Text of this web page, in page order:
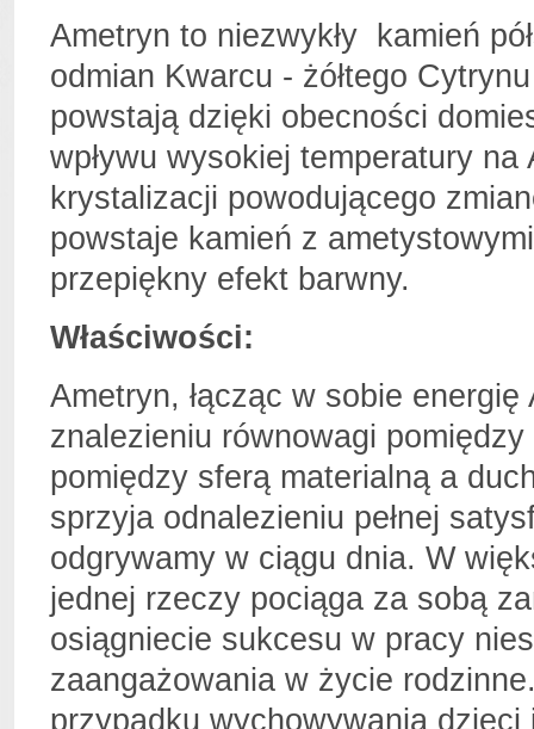
Ametryn to niezwykły
kamień
odmian Kwarcu - żółtego
powstają dzięki obecności
wpływu wysokiej temperatury
krystalizacji powodującego
powstaje kamień z
przepiękny efekt barwny.
Właściwości:
Ametryn, łącząc w sobie
znalezieniu równowagi
pomiędzy sferą materialną a
sprzyja odnalezieniu pełnej
odgrywamy w ciągu dnia. W
jednej rzeczy pociąga za sobą
osiągniecie sukcesu w pracy
zaangażowania w życie
przypadku wychowywania